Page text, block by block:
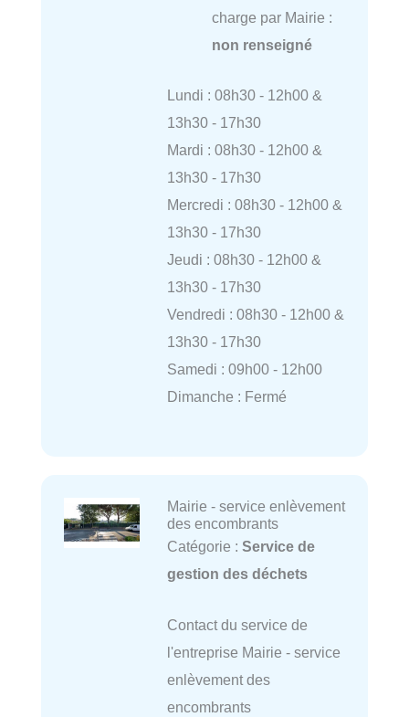
charge par Mairie :
non renseigné
Lundi : 08h30 - 12h00 &
13h30 - 17h30
Mardi : 08h30 - 12h00 &
13h30 - 17h30
Mercredi : 08h30 - 12h00 &
13h30 - 17h30
Jeudi : 08h30 - 12h00 &
13h30 - 17h30
Vendredi : 08h30 - 12h00 &
13h30 - 17h30
Samedi : 09h00 - 12h00
Dimanche : Fermé
Mairie - service enlèvement
des encombrants
Catégorie : Service de
gestion des déchets
Contact du service de
l'entreprise Mairie - service
enlèvement des
encombrants